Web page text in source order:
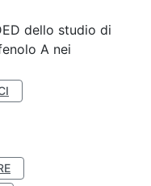
dello studio di
A nei